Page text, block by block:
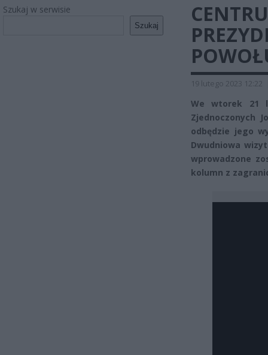
Szukaj w serwisie
Szukaj
19 lutego 2023 12:22
We wtorek 21
Zjednoczonych
odbędzie jego
Dwudniowa
wprowadzone
kolumn z